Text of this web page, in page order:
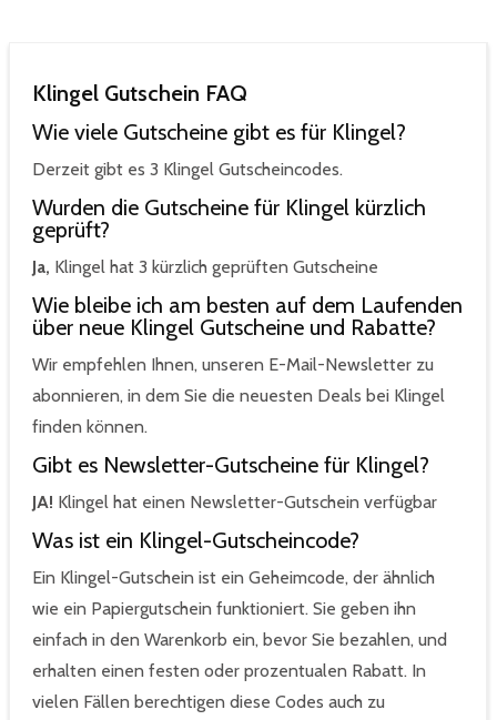
Klingel Gutschein FAQ
Wie viele Gutscheine gibt es für Klingel?
Derzeit gibt es 3 Klingel Gutscheincodes.
Wurden die Gutscheine für Klingel kürzlich
geprüft?
Ja, Klingel hat 3 kürzlich geprüften Gutscheine
Wie bleibe ich am besten auf dem Laufenden
über neue Klingel Gutscheine und Rabatte?
Wir empfehlen Ihnen, unseren E-Mail-Newsletter zu
abonnieren, in dem Sie die neuesten Deals bei Klingel
finden können.
Gibt es Newsletter-Gutscheine für Klingel?
JA! Klingel hat einen Newsletter-Gutschein verfügbar
Was ist ein Klingel-Gutscheincode?
Ein Klingel-Gutschein ist ein Geheimcode, der ähnlich
wie ein Papiergutschein funktioniert. Sie geben ihn
einfach in den Warenkorb ein, bevor Sie bezahlen, und
erhalten einen festen oder prozentualen Rabatt. In
vielen Fällen berechtigen diese Codes auch zu